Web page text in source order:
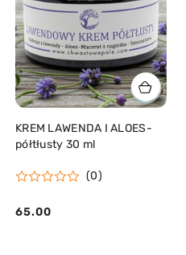
KREM LAWENDA I ALOES-
półtłusty 30 ml
(0)
Cena:
65.00